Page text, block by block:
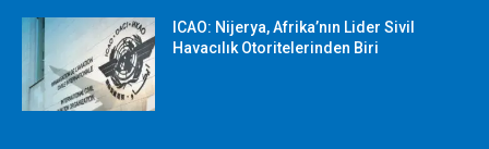
ICAO: Nijerya, Afrika’nın Lider Sivil
Havacılık Otoritelerinden Biri